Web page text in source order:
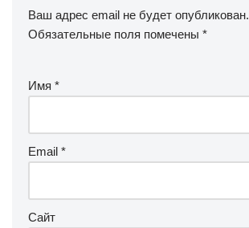
Ваш адрес email не будет опубликован.
Обязательные поля помечены *
Имя *
Email *
Сайт